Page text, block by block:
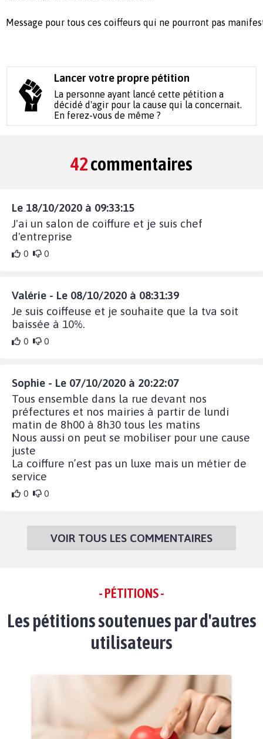
Message pour tous ces coiffeurs qui ne pourront pas
Lancer votre propre pétition
La personne ayant lancé cette pétition a
décidé d'agir pour la cause qui la concernait.
En ferez-vous de même ?
42commentaires
Le 18/10/2020 à 09:33:15
J'ai un salon de coiffure et je suis chef
d'entreprise
0 0
Valérie - Le 08/10/2020 à 08:31:39
Je suis coiffeuse et je souhaite que la tva soit
baissée à 10%.
0 0
Sophie - Le 07/10/2020 à 20:22:07
Tous ensemble dans la rue devant nos
préfectures et nos mairies à partir de lundi
matin de 8h00 à 8h30 tous les matins
Nous aussi on peut se mobiliser pour une cause
juste
La coiffure n’est pas un luxe mais un métier de
service
0 0
VOIR TOUS LES COMMENTAIRES
- PÉTITIONS -
Les pétitions soutenues par d'autres
utilisateurs